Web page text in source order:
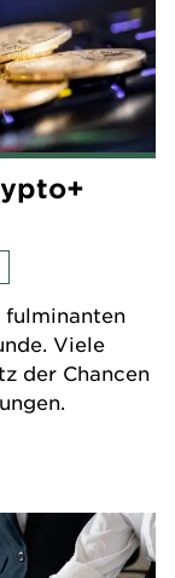
fulminanten
Viele
der Chancen